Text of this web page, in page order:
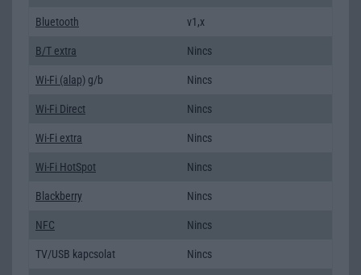
Bluetooth v1,x
B/T extra Nincs
Wi-Fi (alap) g/b Nincs
Wi-Fi Direct Nincs
Wi-Fi extra Nincs
Wi-Fi HotSpot Nincs
Blackberry Nincs
NFC Nincs
TV/USB kapcsolat Nincs